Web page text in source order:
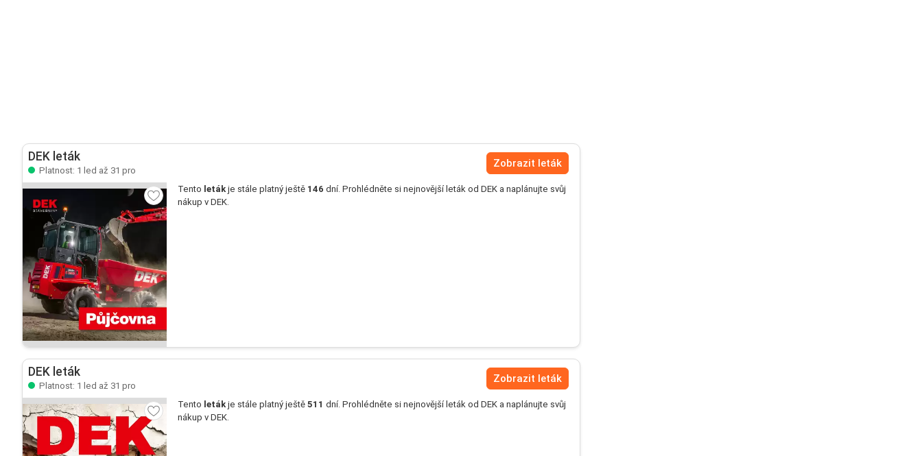
DEK leták
Platnost: 1 led až 31 pro
Zobrazit leták
Tento leták je stále platný ještě 146 dní. Prohlédněte si nejnovější leták od DEK a naplánujte svůj
nákup v DEK.
DEK leták
Platnost: 1 led až 31 pro
Zobrazit leták
Tento leták je stále platný ještě 511 dní. Prohlédněte si nejnovější leták od DEK a naplánujte svůj
nákup v DEK.